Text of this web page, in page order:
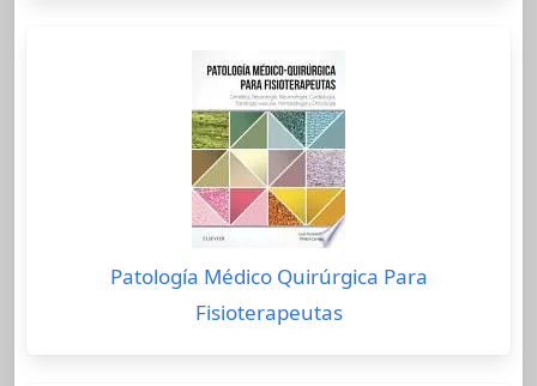
Patología Médico Quirúrgica Para
Fisioterapeutas